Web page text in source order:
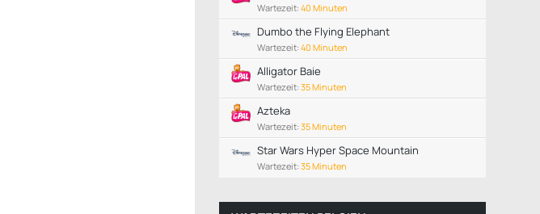
Wartezeit: 40 Minuten
Dumbo the Flying Elephant
Wartezeit: 40 Minuten
Alligator Baie
Wartezeit: 35 Minuten
Azteka
Wartezeit: 35 Minuten
Star Wars Hyper Space Mountain
Wartezeit: 35 Minuten